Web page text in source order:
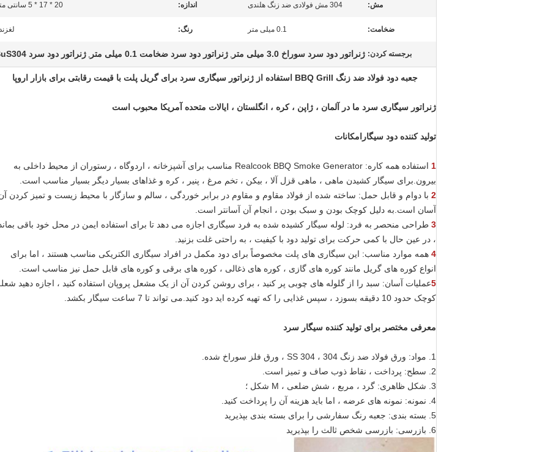
مش: 304 مش فولادی ضد زنگ هلندی اندازه: 20 * 17 * 5 سانتی متر
ضخامت: 0.1 میلی متر رنگ:
برجسته کردن: ژنراتور دود سرد سوراخ 3.0 میلی متر , ژنراتور دود سرد ضخامت 0.1 میلی متر , ژنراتور دود سرد SuS304
جعبه دود فولاد ضد زنگ BBQ Grill استفاده از ژنراتور سیگاری سرد برای گریل پلت با قیمت رقابتی برای بازار اروپا
ژنراتور سیگاری سرد ما در آلمان ، ژاپن ، کره ، انگلستان ، ایالات متحده آمریکا محبوب است
تولید کننده دود سیگار امکانات
1
استفاده همه کاره: Realcook BBQ Smoke Generator مناسب برای آشپزخانه ، اردوگاه ، رستوران از محیط داخلی به
بیرون.برای سیگار کشیدن ماهی ، ماهی قزل آلا ، بیکن ، تخم مرغ ، پنیر ، کره و غذاهای بسیار دیگر بسیار مناسب است.
2 با دوام و قابل حمل: ساخته شده از فولاد مقاوم و مقاوم در برابر خوردگی ، سالم و سازگار با محیط زیست و تمیز کردن
آسان است.به دلیل کوچک بودن و سبک بودن ، انجام آن آسانتر است.
3 طراحی منحصر به فرد: لوله سیگار کشیده شده به فرد سیگاری اجازه می دهد تا برای استفاده ایمن در محل خود باقی
، در عین حال با کمی حرکت برای تولید دود با کیفیت ، به راحتی غلت بزنید.
4 همه موارد مناسب: این سیگاری های پلت مخصوصاً برای دود مکمل در افراد سیگاری الکتریکی مناسب هستند ، اما برای
انواع کوره های گریل مانند کوره های گازی ، کوره های ذغالی ، کوره های برقی و کوره های قابل حمل نیز مناسب است.
5عملیات آسان: سبد را از گلوله های چوبی پر کنید ، برای روشن کردن آن از یک مشعل پروپان استفاده کنید ، اجازه دهید
کوچک حدود 10 دقیقه بسوزد ، سپس غذایی را که تهیه کرده اید دود کنید.می تواند تا 7 ساعت سیگار بکشد.
معرفی مختصر برای تولید کننده سیگار سرد
1. مواد: ورق فولاد ضد زنگ SS 304 ، 304 ، ورق فلز سوراخ شده.
2. سطح: پرداخت ، نقاط ذوب صاف و تمیز است.
3. شکل ظاهری: گرد ، مربع ، شش ضلعی ، M شکل ؛
4. نمونه: نمونه های عرضه ، اما باید هزینه آن را پرداخت کنید.
5. بسته بندی: جعبه رنگ سفارشی را برای بسته بندی بپذیرید
6. بازرسی: بازرسی شخص ثالث را بپذیرید